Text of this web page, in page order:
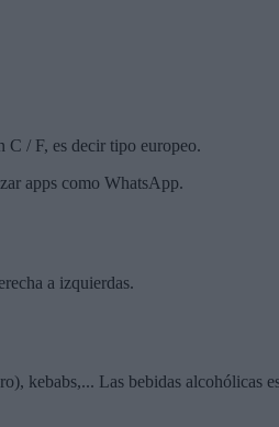
C / F, es decir tipo europeo.
apps como WhatsApp.
a izquierdas.
kebabs,... Las bebidas alcohólicas